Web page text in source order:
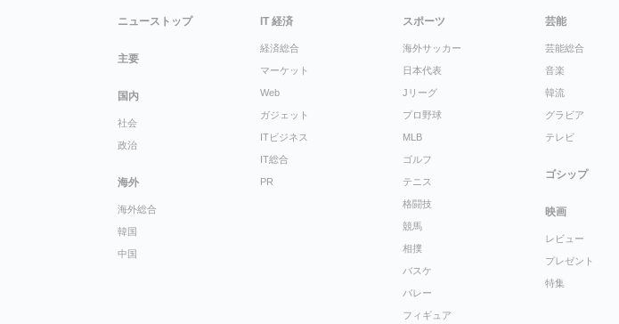
ニューストップ
主要
国内
社会
政治
海外
海外総合
韓国
中国
IT 経済
経済総合
マーケット
Web
ガジェット
ITビジネス
IT総合
PR
スポーツ
海外サッカー
日本代表
Jリーグ
プロ野球
MLB
ゴルフ
テニス
格闘技
競馬
相撲
バスケ
バレー
フィギュア
芸能
芸能総合
音楽
韓流
グラビア
テレビ
ゴシップ
映画
レビュー
プレゼント
特集